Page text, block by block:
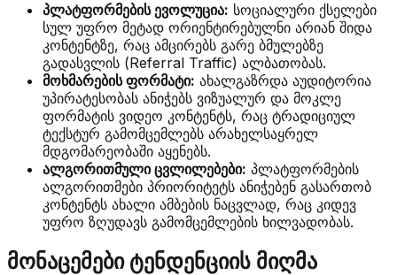
პლატფორმების ევოლუცია: სოციალური ქსელები
სულ უფრო მეტად ორიენტირებულნი არიან შიდა
კონტენტზე, რაც ამცირებს გარე ბმულებზე
გადასვლის (Referral Traffic) ალბათობას.
მოხმარების ფორმატი: ახალგაზრდა აუდიტორია
უპირატესობას ანიჭებს ვიზუალურ და მოკლე
ფორმატის ვიდეო კონტენტს, რაც ტრადიციულ
ტექსტურ გამომცემლებს არახელსაყრელ
მდგომარეობაში აყენებს.
ალგორითმული ცვლილებები: პლატფორმების
ალგორითმები პრიორიტეტს ანიჭებენ გასართობ
კონტენტს ახალი ამბების ნაცვლად, რაც კიდევ
უფრო ზღუდავს გამომცემლების ხილვადობას.
მონაცემები ტენდენციის მიღმა